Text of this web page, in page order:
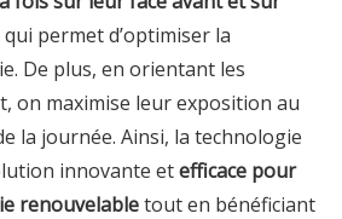
qui permet d’optimiser la
De plus, en orientant les
on maximise leur exposition au
la journée. Ainsi, la technologie
innovante etefficace pour
renouvelabletout en bénéficiant